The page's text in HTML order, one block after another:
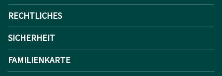
RECHTLICHES
SICHERHEIT
FAMILIENKARTE